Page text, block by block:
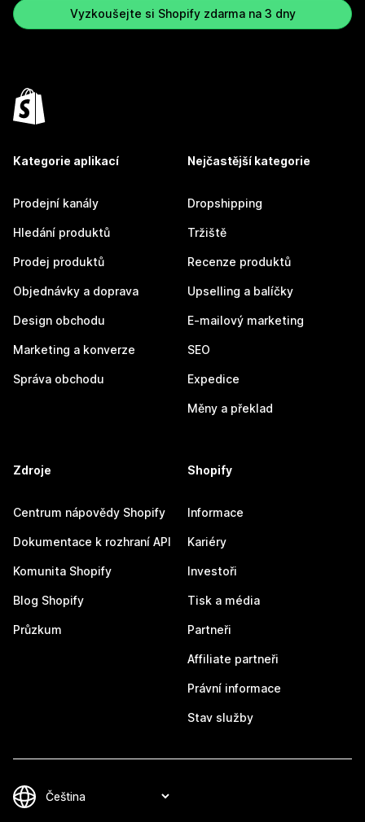
Vyzkoušejte si Shopify zdarma na 3 dny
Kategorie aplikací
Prodejní kanály
Hledání produktů
Prodej produktů
Objednávky a doprava
Design obchodu
Marketing a konverze
Správa obchodu
Nejčastější kategorie
Dropshipping
Tržiště
Recenze produktů
Upselling a balíčky
E-mailový marketing
SEO
Expedice
Měny a překlad
Zdroje
Centrum nápovědy Shopify
Dokumentace k rozhraní API
Komunita Shopify
Blog Shopify
Průzkum
Shopify
Informace
Kariéry
Investoři
Tisk a média
Partneři
Affiliate partneři
Právní informace
Stav služby